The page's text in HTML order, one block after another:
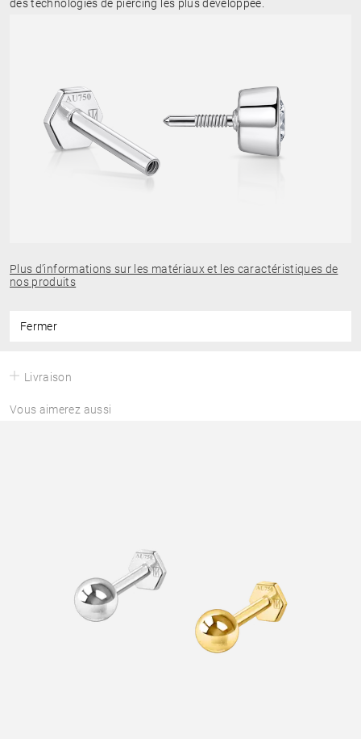
des technologies de piercing les plus développée.
Plus d’informations sur les matériaux et les caractéristiques de
nos produits
Fermer
Livraison
Vous aimerez aussi